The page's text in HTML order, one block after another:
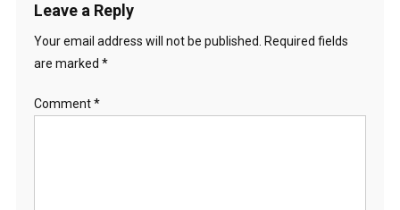
Leave a Reply
Your email address will not be published. Required fields
are marked *
Comment*